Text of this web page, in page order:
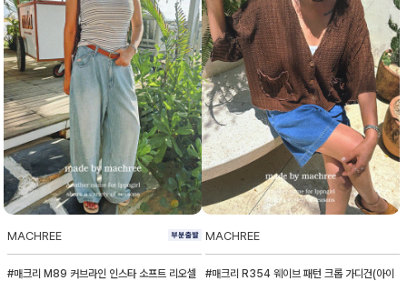
MACHREE
#매크리 M89 커브라인 인스타 소프트 리오셀
MACHREE
#매크리 R354 웨이브 패턴 크롭 가디건(아이